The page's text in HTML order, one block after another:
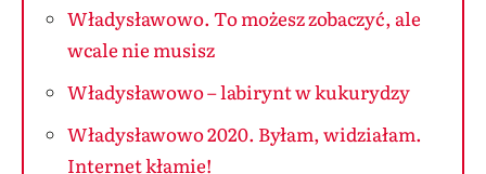
Władysławowo. To możesz zobaczyć, ale
wcale nie musisz
Władysławowo – labirynt w kukurydzy
Władysławowo 2020. Byłam, widziałam.
Internet kłamie!